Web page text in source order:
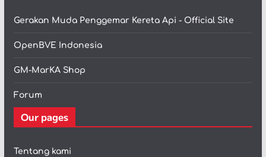
Gerakan Muda Penggemar Kereta Api - Official Site
OpenBVE Indonesia
GM-MarKA Shop
Forum
Our pages
Tentang kami